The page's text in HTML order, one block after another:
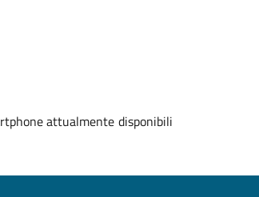
attualmente disponibili